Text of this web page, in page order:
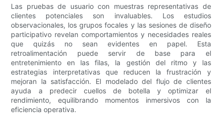
Las pruebas de usuario con muestras representativas de
clientes potenciales son invaluables. Los estudios
observacionales, los grupos focales y las sesiones de diseño
participativo revelan comportamientos y necesidades reales
que quizás no sean evidentes en papel. Esta
retroalimentación puede servir de base para el
entretenimiento en las filas, la gestión del ritmo y las
estrategias interpretativas que reducen la frustración y
mejoran la satisfacción. El modelado del flujo de clientes
ayuda a predecir cuellos de botella y optimizar el
rendimiento, equilibrando momentos inmersivos con la
eficiencia operativa.